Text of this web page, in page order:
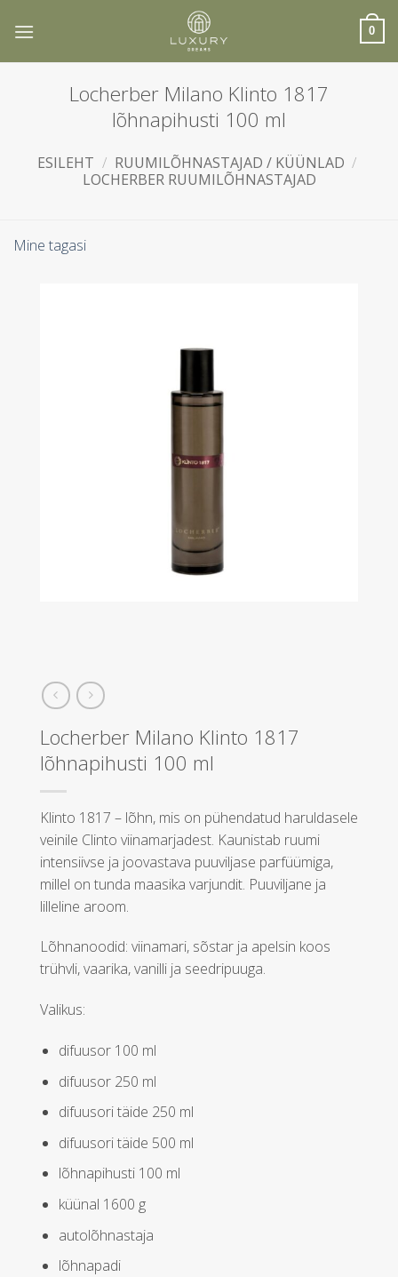
0
Locherber Milano Klinto 1817
lõhnapihusti 100 ml
ESILEHT / RUUMILÕHNASTAJAD / KÜÜNLAD /
LOCHERBER RUUMILÕHNASTAJAD
Mine tagasi
Locherber Milano Klinto 1817
lõhnapihusti 100 ml
Klinto 1817 – lõhn, mis on pühendatud haruldasele
veinile Clinto viinamarjadest. Kaunistab ruumi
intensiivse ja joovastava puuviljase parfüümiga,
millel on tunda maasika varjundit. Puuviljane ja
lilleline aroom.
Lõhnanoodid: viinamari, sõstar ja apelsin koos
trühvli, vaarika, vanilli ja seedripuuga.
Valikus:
difuusor 100 ml
difuusor 250 ml
difuusori täide 250 ml
difuusori täide 500 ml
lõhnapihusti 100 ml
küünal 1600 g
autolõhnastaja
lõhnapadi